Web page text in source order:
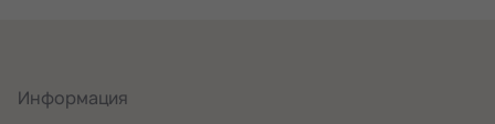
Информация